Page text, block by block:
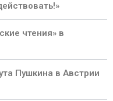
чтения» в
Пушкина в Австрии